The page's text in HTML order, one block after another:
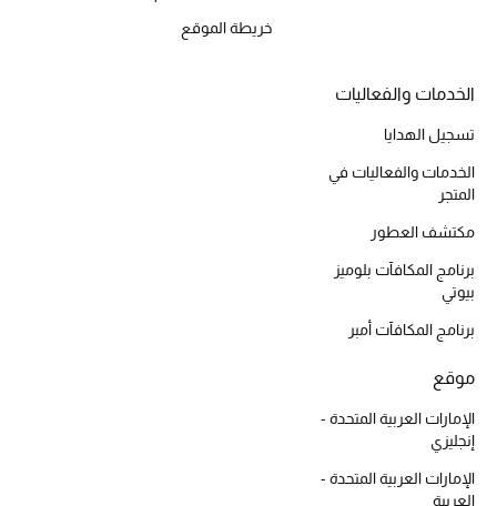
الموسم الجديد
أحذية النسائية
تشكيلة الأحذية
الأحذية الرجالية
أحذية للأطفال
أبرز المصممين
خريطة الموقع
الخدمات والفعاليات
تسجيل الهدايا
الخدمات والفعاليات في
المتجر
مكتشف العطور
برنامج المكافآت بلوميز
بيوتي
برنامج المكافآت أمبر
موقع
الإمارات العربية المتحدة -
إنجليزي
الإمارات العربية المتحدة -
العربية